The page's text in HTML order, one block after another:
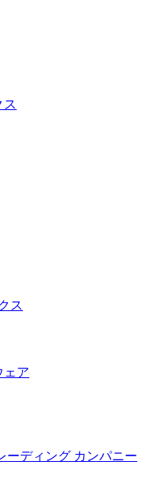
ス
ス
ェア
ーディング カンパニー